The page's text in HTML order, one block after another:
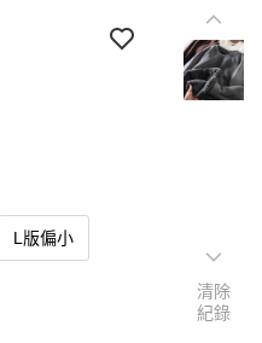
L版偏小
清除
紀錄